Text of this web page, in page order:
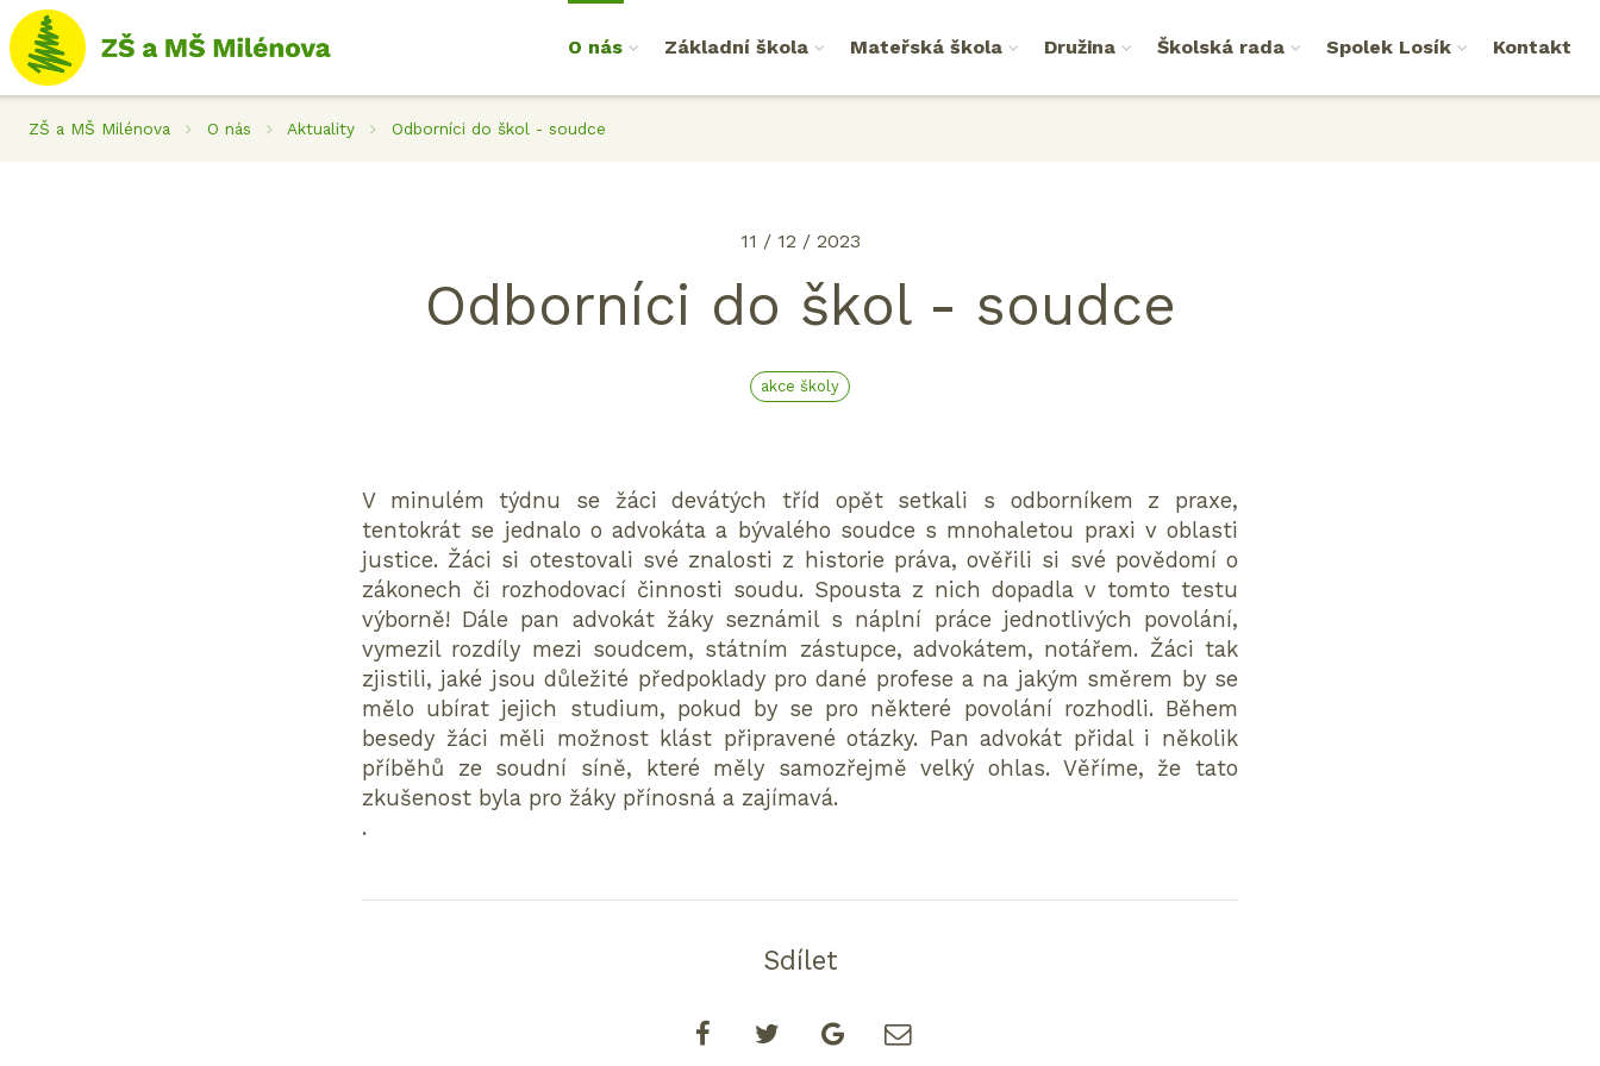
O nás Základní škola Mateřská škola Družina Školská rada Spolek Losík Kontakt
ZŠ a MŠ Milénova O nás Aktuality Odborníci do škol - soudce
11 / 12 / 2023
Odborníci do škol - soudce
akce školy
V minulém týdnu se žáci devátých tříd opět setkali s odborníkem z praxe,
tentokrát se jednalo o advokáta a bývalého soudce s mnohaletou praxi v oblasti
justice. Žáci si otestovali své znalosti z historie práva, ověřili si své povědomí o
zákonech či rozhodovací činnosti soudu. Spousta z nich dopadla v tomto testu
výborně! Dále pan advokát žáky seznámil s náplní práce jednotlivých povolání,
vymezil rozdíly mezi soudcem, státním zástupce, advokátem, notářem. Žáci tak
zjistili, jaké jsou důležité předpoklady pro dané profese a na jakým směrem by se
mělo ubírat jejich studium, pokud by se pro některé povolání rozhodli. Během
besedy žáci měli možnost klást připravené otázky. Pan advokát přidal i několik
příběhů ze soudní síně, které měly samozřejmě velký ohlas. Věříme, že tato
zkušenost byla pro žáky přínosná a zajímavá.
.
Sdílet